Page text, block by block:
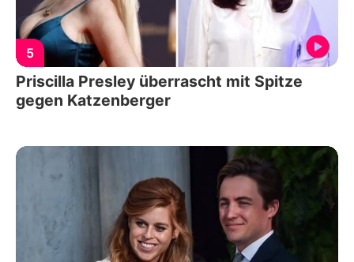
5
Priscilla Presley überrascht mit Spitze
gegen Katzenberger